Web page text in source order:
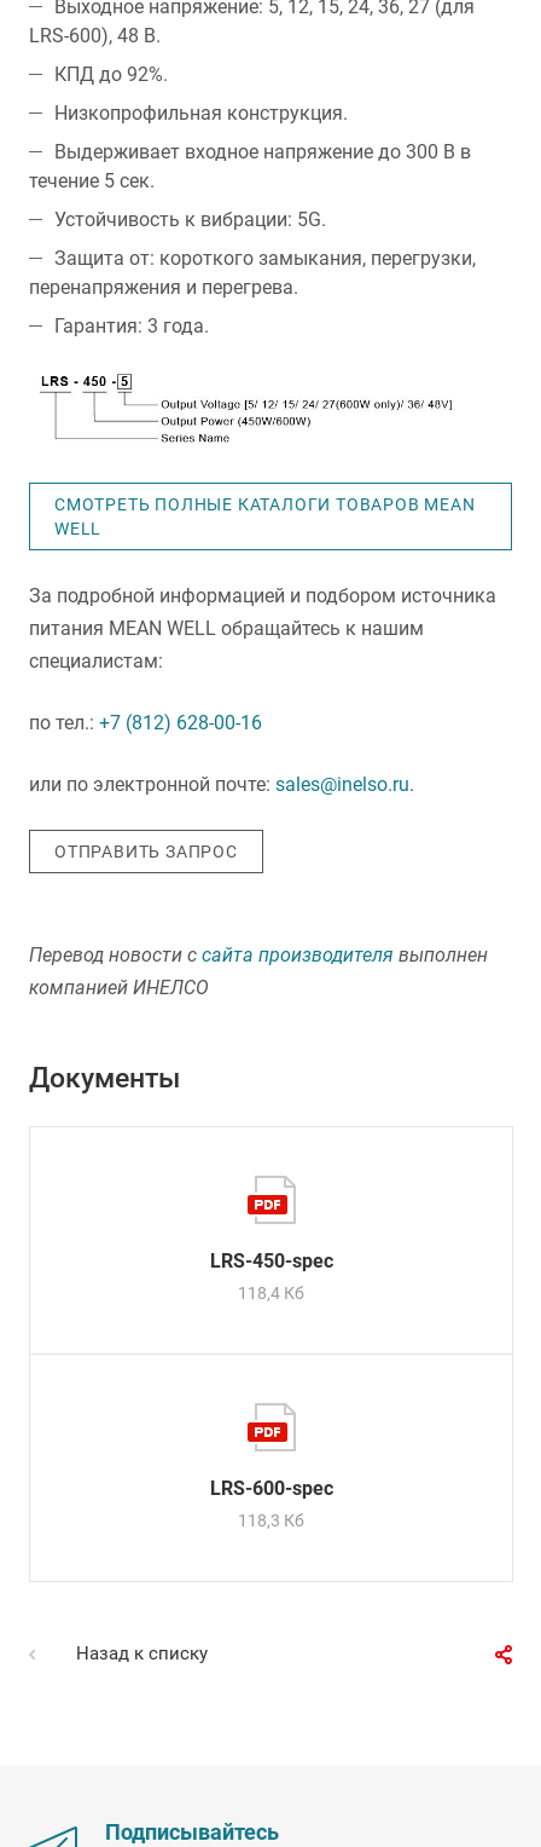
Выходное напряжение: 5, 12, 15, 24, 36, 27 (для
LRS-600), 48 В.
КПД до 92%.
Низкопрофильная конструкция.
Выдерживает входное напряжение до 300 В в
течение 5 сек.
Устойчивость к вибрации: 5G.
Защита от: короткого замыкания, перегрузки,
перенапряжения и перегрева.
Гарантия: 3 года.
СМОТРЕТЬ ПОЛНЫЕ КАТАЛОГИ ТОВАРОВ MEAN
WELL
За подробной информацией и подбором источника
питания MEAN WELL обращайтесь к нашим
специалистам:
по тел.: +7 (812) 628-00-16
или по электронной почте: sales@inelso.ru.
ОТПРАВИТЬ ЗАПРОС
Перевод новости с сайта производителя выполнен
компанией ИНЕЛСО
Документы
LRS-450-spec
118,4 Кб
LRS-600-spec
118,3 Кб
Назад к списку
Подписывайтесь